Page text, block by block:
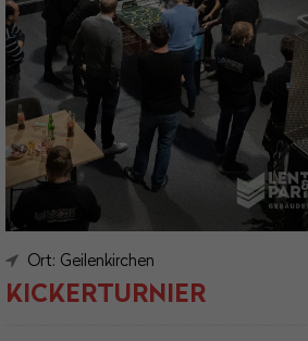
Ort: Geilenkirchen
KICKERTURNIER